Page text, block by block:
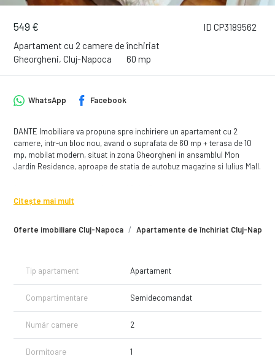
ID CP3189562
549 €
Apartament cu 2 camere de închiriat
Gheorgheni, Cluj-Napoca
60 mp
Oferte imobiliare Cluj-Napoca Apartamente de închiriat Cluj-Napoca
WhatsApp Facebook
DANTE Imobiliare va propune spre inchiriere un apartament cu 2
camere, intr-un bloc nou, avand o suprafata de 60 mp + terasa de 10
mp, mobilat modern, situat in zona Gheorgheni in ansamblul Mon
Jardin Residence, aproape de statia de autobuz magazine si Iulius Mall.
urmatoarea:
- bucatarie complet mobilata si utilata, dotata cu plita, hota cuptor
- baia cu cabina de dus
Pentru vizionari sau alte informatii va stam la dispozitie!
Citește mai mult
Tip apartament Apartament
Compartimentare Semidecomandat
Număr camere 2
Dormitoare 1